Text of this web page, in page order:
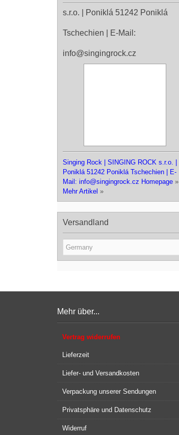
s.r.o. | Poniklá 51242 Poniklá
Tschechien | E-Mail:
info@singingrock.cz
Singing Rock | SINGING ROCK s.r.o. |
Poniklá 51242 Poniklá Tschechien | E-
Mail: info@singingrock.cz Homepage »
Mehr Artikel »
Versandland
Mehr über...
Vertrag widerrufen
Lieferzeit
Liefer- und Versandkosten
Verpackung unserer Sendungen
Privatsphäre und Datenschutz
Widerruf